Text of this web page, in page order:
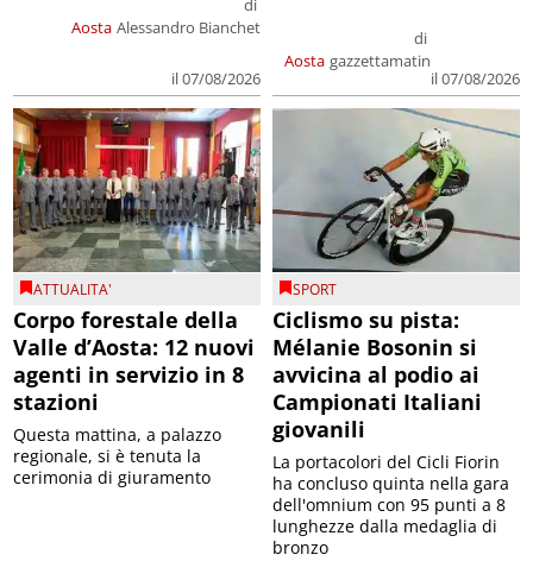
Aosta
di
Alessandro Bianchet
il 07/08/2026
Aosta
di
gazzettamatin
il 07/08/2026
ATTUALITA'
Corpo forestale della
Valle d’Aosta: 12 nuovi
agenti in servizio in 8
stazioni
Questa mattina, a palazzo
regionale, si è tenuta la
cerimonia di giuramento
SPORT
Ciclismo su pista:
Mélanie Bosonin si
avvicina al podio ai
Campionati Italiani
giovanili
La portacolori del Cicli Fiorin
ha concluso quinta nella gara
dell'omnium con 95 punti a 8
lunghezze dalla medaglia di
bronzo